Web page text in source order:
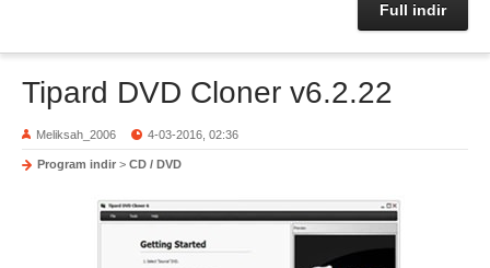
Full indir
Tipard DVD Cloner v6.2.22
Meliksah_2006 4-03-2016, 02:36
Program indir > CD / DVD